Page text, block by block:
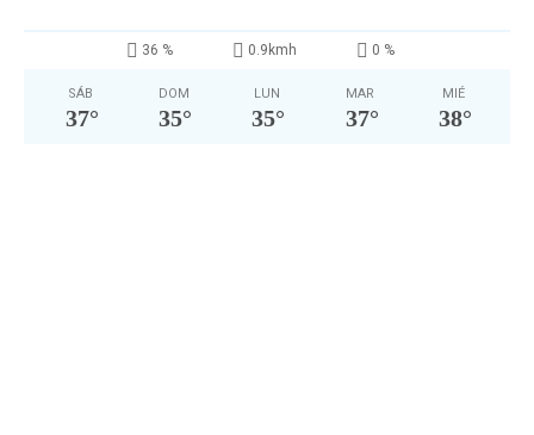
36 % 0.9kmh 0 %
SÁB
37°
DOM
35°
LUN
35°
MAR
37°
MIÉ
38°